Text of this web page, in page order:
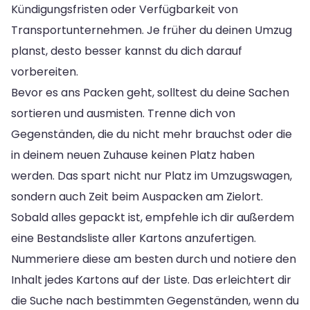
Kündigungsfristen oder Verfügbarkeit von
Transportunternehmen. Je früher du deinen Umzug
planst, desto besser kannst du dich darauf
vorbereiten.
Bevor es ans Packen geht, solltest du deine Sachen
sortieren und ausmisten. Trenne dich von
Gegenständen, die du nicht mehr brauchst oder die
in deinem neuen Zuhause keinen Platz haben
werden. Das spart nicht nur Platz im Umzugswagen,
sondern auch Zeit beim Auspacken am Zielort.
Sobald alles gepackt ist, empfehle ich dir außerdem
eine Bestandsliste aller Kartons anzufertigen.
Nummeriere diese am besten durch und notiere den
Inhalt jedes Kartons auf der Liste. Das erleichtert dir
die Suche nach bestimmten Gegenständen, wenn du